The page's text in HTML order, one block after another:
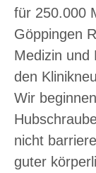
für 250.000
Göppingen
Medizin und
den
Wir
nicht
guter